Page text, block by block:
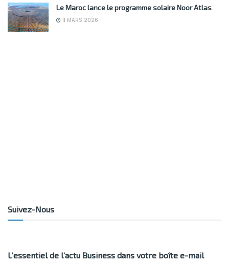
Le Maroc lance le programme solaire Noor Atlas
11 MARS 2026
Suivez-Nous
L’essentiel de l’actu Business dans votre boîte e-mail